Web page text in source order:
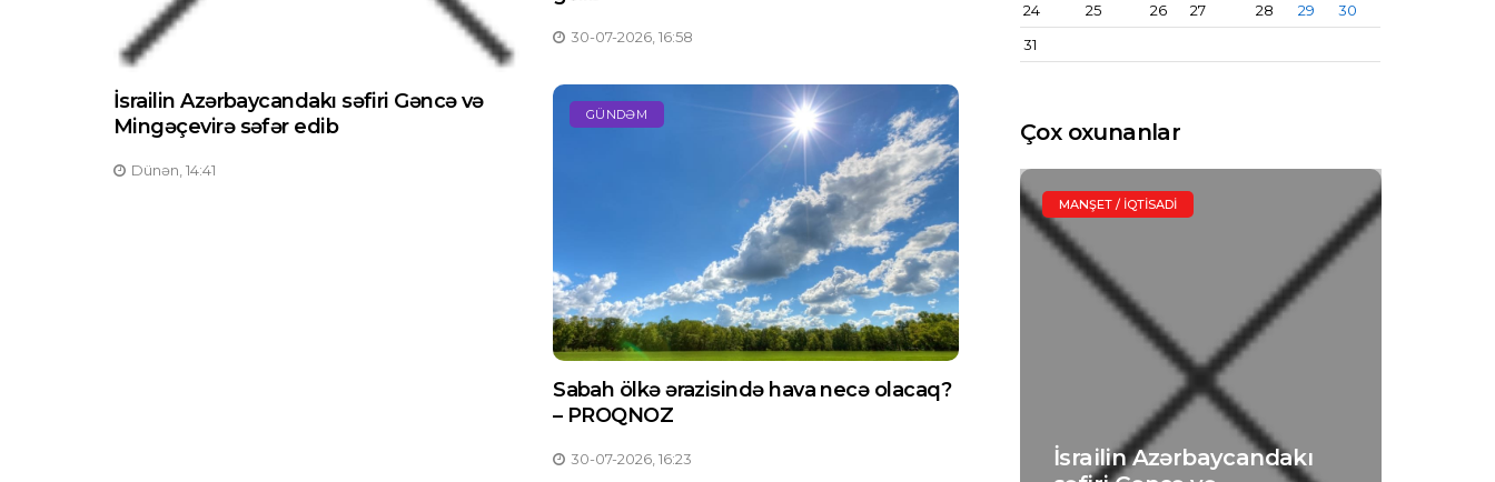
İsrailin Azərbaycandakı səfiri Gəncə və
Mingəçevirə səfər edib
Dünən, 14:41
30-07-2026, 16:58
GÜNDƏM
Sabah ölkə ərazisində hava necə olacaq?
– PROQNOZ
30-07-2026, 16:23
24
25 26 27 28 29
30
31
Çox oxunanlar
MANŞET / İQTISADI
İsrailin Azərbaycandakı